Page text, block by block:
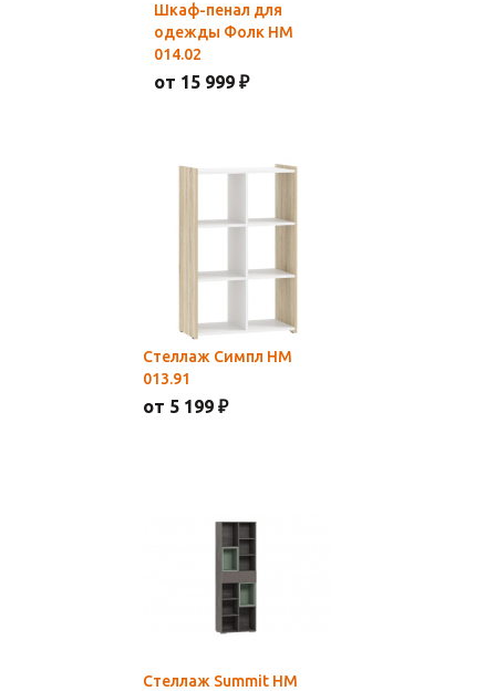
Шкаф-пенал для
одежды Фолк НМ
014.02
от 15 999 ₽
Стеллаж Симпл НМ
013.91
от 5 199 ₽
Стеллаж Summit НМ